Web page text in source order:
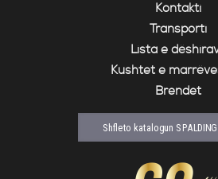
Kontakti
Transporti
Lista e
Kushtet e
Brendet
Shfleto katalogun